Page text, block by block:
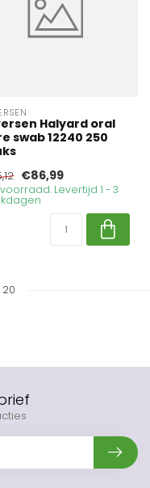
Halyard oral
swab 12240 250
€86,99
Levertijd 1 - 3
20